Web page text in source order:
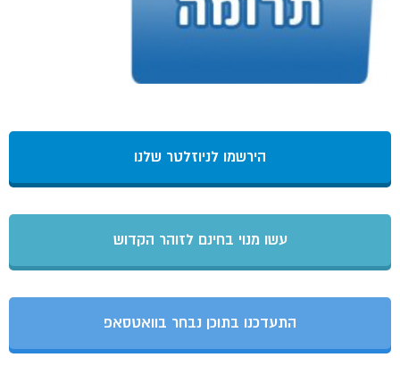
הירשמו לניוזלטר שלנו
עשו מנוי בחינם לזוהר הקדוש
התעדכנו בתוכן נבחר בוואטסאפ